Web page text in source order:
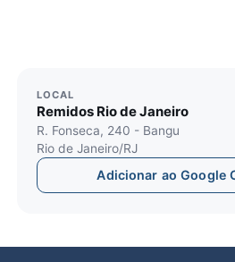
LOCAL
Remidos Rio de Janeiro
R. Fonseca, 240 - Bangu
Rio de Janeiro/RJ
Adicionar ao Google